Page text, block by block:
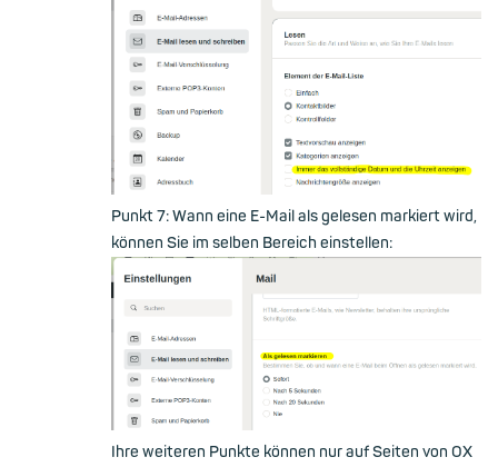
Punkt 7: Wann eine E-Mail als gelesen markiert wird,
können Sie im selben Bereich einstellen:
Ihre weiteren Punkte können nur auf Seiten von OX